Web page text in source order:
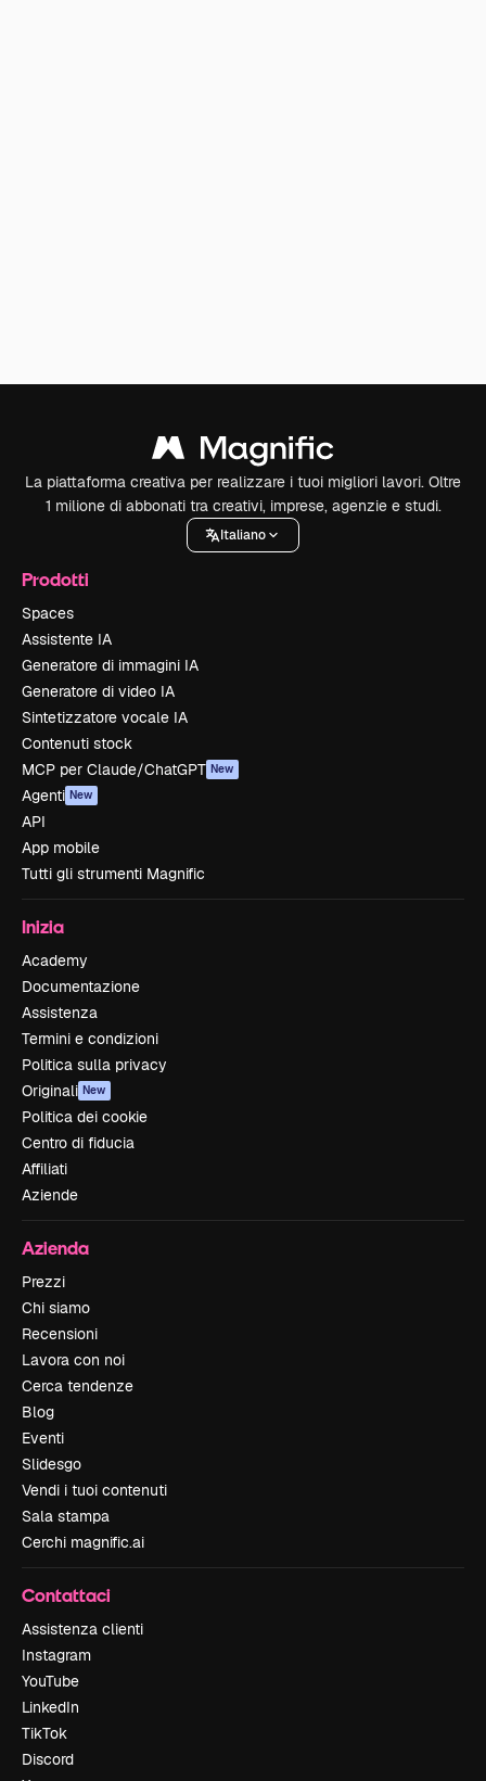
La piattaforma creativa per realizzare i tuoi migliori lavori. Oltre
1 milione di abbonati tra creativi, imprese, agenzie e studi.
Italiano
Prodotti
Spaces
Assistente IA
Generatore di immagini IA
Generatore di video IA
Sintetizzatore vocale IA
Contenuti stock
MCP per Claude/ChatGPT New
Agenti New
API
App mobile
Tutti gli strumenti Magnific
Inizia
Academy
Documentazione
Assistenza
Termini e condizioni
Politica sulla privacy
Originali New
Politica dei cookie
Centro di fiducia
Affiliati
Aziende
Azienda
Prezzi
Chi siamo
Recensioni
Lavora con noi
Cerca tendenze
Blog
Eventi
Slidesgo
Vendi i tuoi contenuti
Sala stampa
Cerchi magnific.ai
Contattaci
Assistenza clienti
Instagram
YouTube
LinkedIn
TikTok
Discord